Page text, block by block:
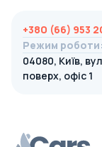
+380 (66) 953
Режим роботи:
04080, Київ,
поверх, офіс 1